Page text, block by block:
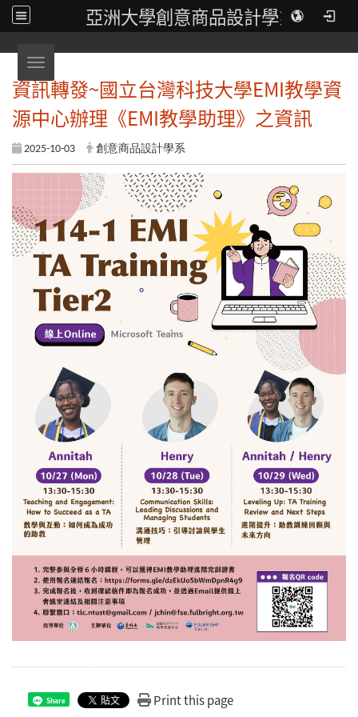
亞洲大學創意商品設計學系
Toggle navigation
資訊轉發~國立台灣科技大學EMI教學資
源中心辦理《EMI教學助理》之資訊
2025-10-03 創意商品設計學系
Share Print this page